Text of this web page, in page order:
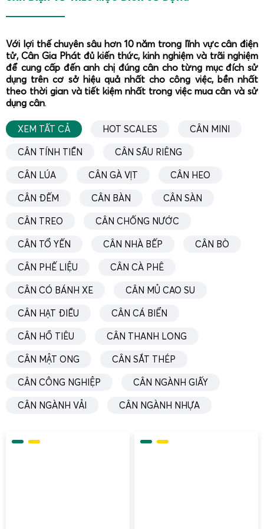
Tử Gia Phát cung cấp thường bao gồm bốn thành phần
thị (indicator) và các thiết bị ngoại vi như máy in bill, màn
hình LED, máy tính, smartphone. Mỗi thành phần đều
được lựa chọn từ các thương hiệu uy tín, có chứng nhận
chất lượng và được Gia Phát kiểm tra, hiệu chuẩn trước
khi lắp đặt tại công trình.
Về kết cấu cơ khí, bàn cân 20 tấn thường được chế tạo
từ thép hình I, U, H kết hợp với tôn mặt dày, được gia
cường bằng các gân chịu lực, đảm bảo phân bố tải đều lên
các loadcell. Bề mặt cân có thể được sơn epoxy chống gỉ
Đối với khu vực có xe nâng, xe tải nhỏ ra vào thường
xuyên, Gia Phát thiết kế thêm gờ chống trượt, tấm dẫn
toàn.
Hệ thốngloadcell
là “trái tim” của cân điện tử 20 tấn. Gia
bảo vệ IP67 – IP68, chống nước, chống bụi, chịu được va
đập và quá tải trong giới hạn cho phép. Mỗi loadcell được
tâm, giúp cân ổn định ngay cả khi xe hoặc hàng hóa không
đứng đúng tâm bàn cân. Dây tín hiệu loadcell được đi
tín hiệu truyền về bộ chỉ thị luôn ổn định.
Màn hình cân(indicator) của cân điện tử 20 tấn do Gia
RS232, RS485, USB, Ethernet, Modbus RTU/TCP, cho phép
Với lợi thế chuyên sâu hơn 10 năm trong lĩnh vực cân điện
tử, Cân Gia Phát đủ kiến thức, kinh nghiệm và trãi nghiệm
để cung cấp đến anh chị đúng cân cho từng mục đích sử
dụng trên cơ sở hiệu quả nhất cho công việc, bền nhất
theo thời gian và tiết kiệm nhất trong việc mua cân và sử
dụng cân.
XEM TẤT CẢ HOT SCALES CÂN MINI
CÂN TÍNH TIỀN CÂN SẦU RIÊNG
CÂN LÚA CÂN GÀ VỊT CÂN HEO
CÂN ĐẾM CÂN BÀN CÂN SÀN
CÂN TREO CÂN CHỐNG NƯỚC
CÂN TỔ YẾN CÂN NHÀ BẾP CÂN BÒ
CÂN PHẾ LIỆU CÂN CÀ PHÊ
CÂN CÓ BÁNH XE CÂN MỦ CAO SU
CÂN HẠT ĐIỀU CÂN CÁ BIỂN
CÂN HỒ TIÊU CÂN THANH LONG
CÂN MẬT ONG CÂN SẮT THÉP
CÂN CÔNG NGHIỆP CÂN NGÀNH GIẤY
CÂN NGÀNH VẢI CÂN NGÀNH NHỰA